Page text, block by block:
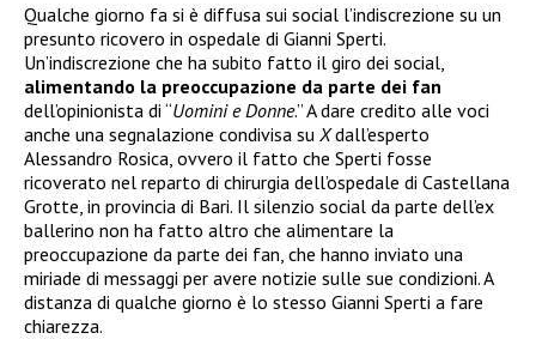
Qualche giorno fa si è diffusa sui social l’indiscrezione su un
presunto ricovero in ospedale di Gianni Sperti.
Un’indiscrezione che ha subito fatto il giro dei social,
alimentando la preoccupazione da parte dei fan
dell’opinionista di “Uomini e Donne.” A dare credito alle voci
anche una segnalazione condivisa su Xdall’esperto
Alessandro Rosica, ovvero il fatto che Sperti fosse
ricoverato nel reparto di chirurgia dell’ospedale di Castellana
Grotte, in provincia di Bari. Il silenzio social da parte dell’ex
ballerino non ha fatto altro che alimentare la
preoccupazione da parte dei fan, che hanno inviato una
miriade di messaggi per avere notizie sulle sue condizioni. A
distanza di qualche giorno è lo stesso Gianni Sperti a fare
chiarezza.